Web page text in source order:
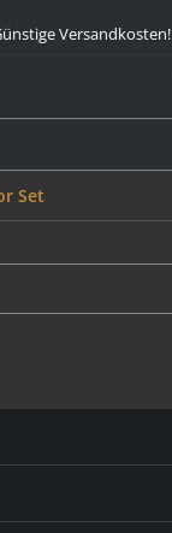
Versandkosten!
Set